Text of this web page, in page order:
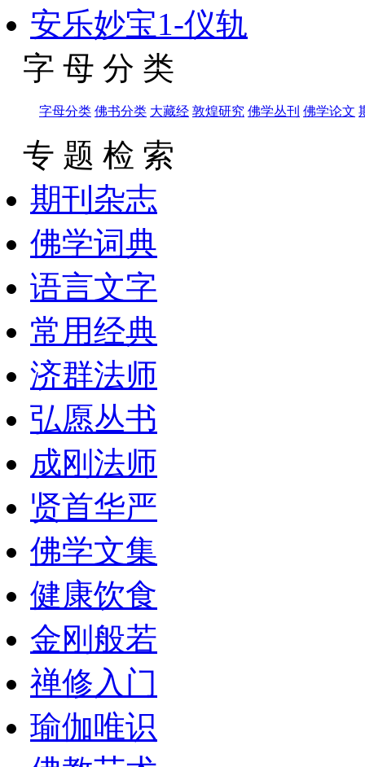
安乐妙宝1-仪轨
字 母 分 类
字母分类 佛书分类 大藏经 敦煌研究 佛学丛刊 佛学论文
专 题 检 索
期刊杂志
佛学词典
语言文字
常用经典
济群法师
弘愿丛书
成刚法师
贤首华严
佛学文集
健康饮食
金刚般若
禅修入门
瑜伽唯识